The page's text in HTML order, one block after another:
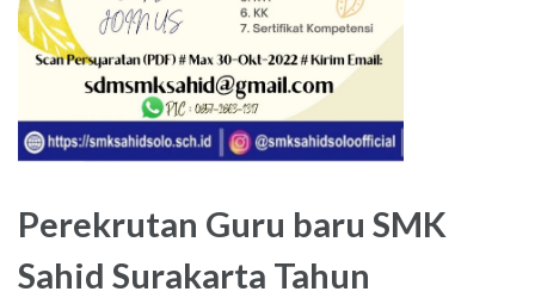
Perekrutan Guru baru SMK
Sahid Surakarta Tahun